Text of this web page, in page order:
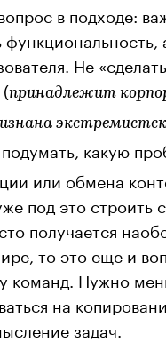
в подходе:
функциональность,
Не
принадлежит
какую
или обмена
под это строить
получается
то это еще и
команд. Нужно
на
задач.